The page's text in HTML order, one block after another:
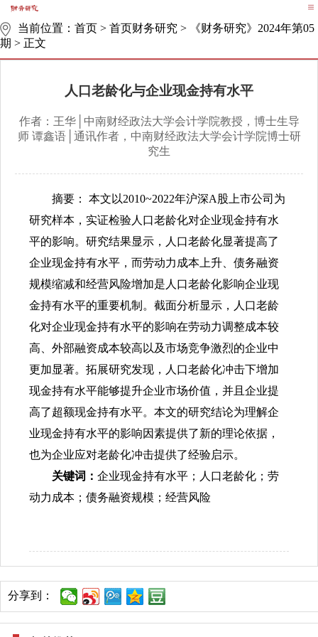
当前位置： 首页 > 首页财务研究 >
《财务研究》2024年第05
期 > 正文
人口老龄化与企业现金持有水平
作者：王华│中南财经政法大学会计学院教授，博士生导
师 谭鑫语│通讯作者，中南财经政法大学会计学院博士研
究生
摘要： 本文以2010~2022年沪深A股上市公司为
研究样本，实证检验人口老龄化对企业现金持有水
平的影响。研究结果显示，人口老龄化显著提高了
企业现金持有水平，而劳动力成本上升、债务融资
规模缩减和经营风险增加是人口老龄化影响企业现
金持有水平的重要机制。截面分析显示，人口老龄
化对企业现金持有水平的影响在劳动力调整成本较
高、外部融资成本较高以及市场竞争激烈的企业中
更加显著。拓展研究发现，人口老龄化冲击下增加
现金持有水平能够提升企业市场价值，并且企业提
高了超额现金持有水平。本文的研究结论为理解企
业现金持有水平的影响因素提供了新的理论依据，
也为企业应对老龄化冲击提供了经验启示。
关键词： 企业现金持有水平；人口老龄化；劳
动力成本；债务融资规模；经营风险
分享到：